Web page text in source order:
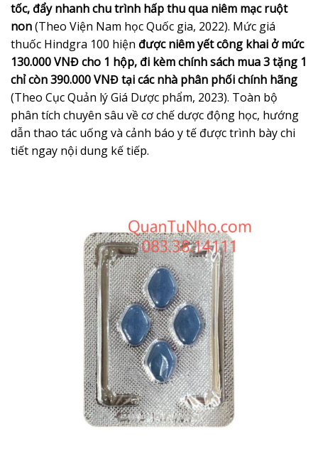
tốc, đẩy nhanh chu trình hấp thu qua niêm mạc ruột
non(Theo Viện Nam học Quốc gia, 2022). Mức giá
thuốc Hindgra 100 hiện được niêm yết công khai ở mức
130.000 VNĐ cho 1 hộp, đi kèm chính sách mua 3 tặng 1
chỉ còn 390.000 VNĐ tại các nhà phân phối chính hãng
(Theo Cục Quản lý Giá Dược phẩm, 2023). Toàn bộ
phân tích chuyên sâu về cơ chế dược động học, hướng
dẫn thao tác uống và cảnh báo y tế được trình bày chi
tiết ngay nội dung kế tiếp.